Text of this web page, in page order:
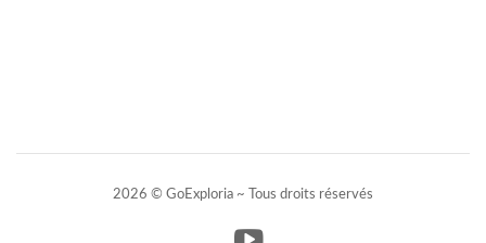
2026 © GoExploria ~ Tous droits réservés